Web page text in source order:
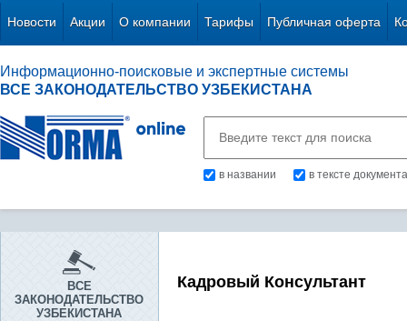
Новости Акции О компании Тарифы Публичная оферта
Информационно-поисковые и экспертные системы
ВСЕ ЗАКОНОДАТЕЛЬСТВО УЗБЕКИСТАНА
в названии в тексте документа
ВСЕ
ЗАКОНОДАТЕЛЬСТВО
УЗБЕКИСТАНА
Кадровый Консультант